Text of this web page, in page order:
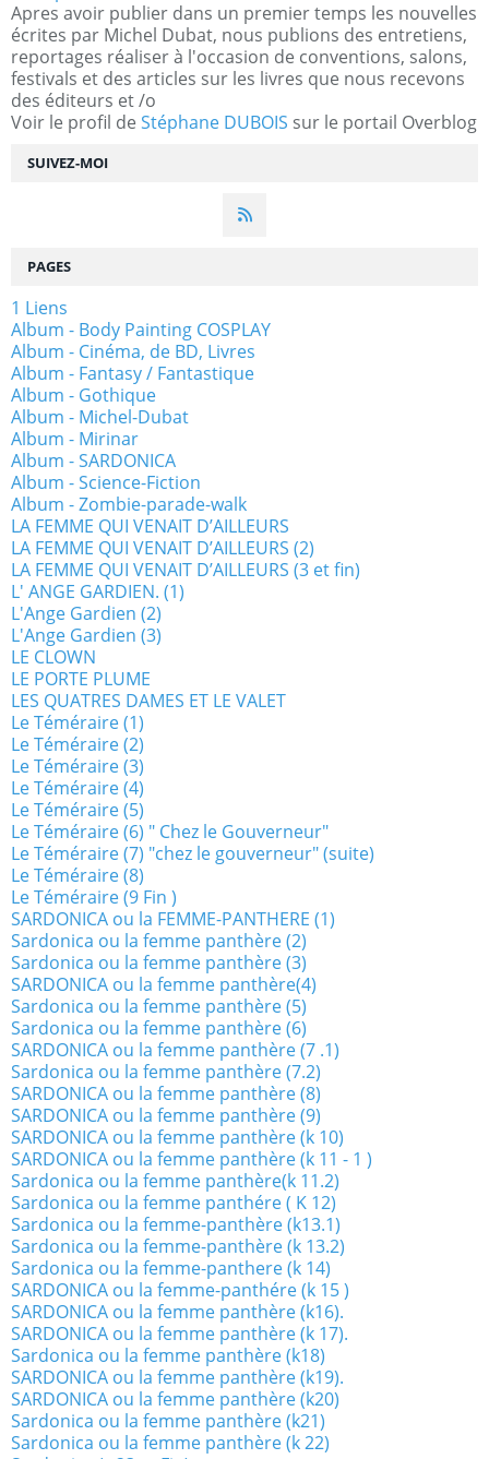
SUIVEZ-MOI
Apres avoir publier dans un premier temps les nouvelles
écrites par Michel Dubat, nous publions des entretiens,
reportages réaliser à l'occasion de conventions, salons,
festivals et des articles sur les livres que nous recevons
des éditeurs et /o
Voir le profil de Stéphane DUBOIS sur le portail Overblog
PAGES
1 Liens
Album - Body Painting COSPLAY
Album - Cinéma, de BD, Livres
Album - Fantasy / Fantastique
Album - Gothique
Album - Michel-Dubat
Album - Mirinar
Album - SARDONICA
Album - Science-Fiction
Album - Zombie-parade-walk
LA FEMME QUI VENAIT D’AILLEURS
LA FEMME QUI VENAIT D’AILLEURS (2)
LA FEMME QUI VENAIT D’AILLEURS (3 et fin)
L' ANGE GARDIEN. (1)
L'Ange Gardien (2)
L'Ange Gardien (3)
LE CLOWN
LE PORTE PLUME
LES QUATRES DAMES ET LE VALET
Le Téméraire (1)
Le Téméraire (2)
Le Téméraire (3)
Le Téméraire (4)
Le Téméraire (5)
Le Téméraire (6) " Chez le Gouverneur"
Le Téméraire (7) "chez le gouverneur" (suite)
Le Téméraire (8)
Le Téméraire (9 Fin )
SARDONICA ou la FEMME-PANTHERE (1)
Sardonica ou la femme panthère (2)
Sardonica ou la femme panthère (3)
SARDONICA ou la femme panthère(4)
Sardonica ou la femme panthère (5)
Sardonica ou la femme panthère (6)
SARDONICA ou la femme panthère (7 .1)
Sardonica ou la femme panthère (7.2)
SARDONICA ou la femme panthère (8)
SARDONICA ou la femme panthère (9)
SARDONICA ou la femme panthère (k 10)
SARDONICA ou la femme panthère (k 11 - 1 )
Sardonica ou la femme panthère(k 11.2)
Sardonica ou la femme panthére ( K 12)
Sardonica ou la femme-panthère (k13.1)
Sardonica ou la femme-panthère (k 13.2)
Sardonica ou la femme-panthere (k 14)
SARDONICA ou la femme-panthére (k 15 )
SARDONICA ou la femme panthère (k16).
SARDONICA ou la femme panthère (k 17).
Sardonica ou la femme panthère (k18)
SARDONICA ou la femme panthère (k19).
SARDONICA ou la femme panthère (k20)
Sardonica ou la femme panthère (k21)
Sardonica ou la femme panthère (k 22)